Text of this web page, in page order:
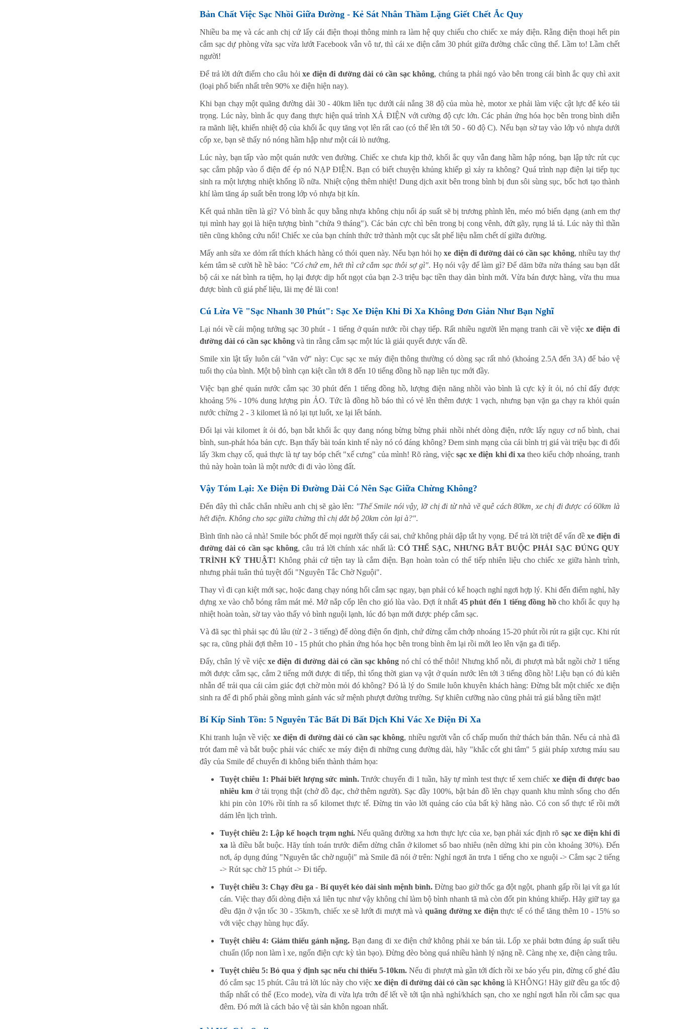
Bản Chất Việc Sạc Nhồi Giữa Đường - Kẻ Sát Nhân Thầm Lặng Giết Chết Ắc Quy
Nhiều ba mẹ và các anh chị cứ lấy cái điện thoại thông minh ra làm hệ quy chiếu cho chiếc xe máy điện. Rằng điện thoại hết pin
cắm sạc dự phòng vừa sạc vừa lướt Facebook vẫn vô tư, thì cái xe điện cắm 30 phút giữa đường chắc cũng thế. Lầm to! Lầm chết
người!
Để trả lời dứt điểm cho câu hỏixe điện đi đường dài có cần sạc không, chúng ta phải ngó vào bên trong cái bình ắc quy chì axit
(loại phổ biến nhất trên 90% xe điện hiện nay).
Khi bạn chạy một quãng đường dài 30 - 40km liên tục dưới cái nắng 38 độ của mùa hè, motor xe phải làm việc cật lực để kéo tải
trọng. Lúc này, bình ắc quy đang thực hiện quá trình XẢ ĐIỆN với cường độ cực lớn. Các phản ứng hóa học bên trong bình diễn
ra mãnh liệt, khiến nhiệt độ của khối ắc quy tăng vọt lên rất cao (có thể lên tới 50 - 60 độ C). Nếu bạn sờ tay vào lớp vỏ nhựa dưới
cốp xe, bạn sẽ thấy nó nóng hầm hập như một cái lò nướng.
Lúc này, bạn tấp vào một quán nước ven đường. Chiếc xe chưa kịp thở, khối ắc quy vẫn đang hầm hập nóng, bạn lập tức rút cục
sạc cắm phập vào ổ điện để ép nó NẠP ĐIỆN. Bạn có biết chuyện khủng khiếp gì xảy ra không? Quá trình nạp điện lại tiếp tục
sinh ra một lượng nhiệt khổng lồ nữa. Nhiệt cộng thêm nhiệt! Dung dịch axit bên trong bình bị đun sôi sùng sục, bốc hơi tạo thành
khí làm tăng áp suất bên trong lớp vỏ nhựa bịt kín.
Kết quả nhãn tiền là gì? Vỏ bình ắc quy bằng nhựa không chịu nổi áp suất sẽ bị trương phình lên, méo mó biến dạng (anh em thợ
tụi mình hay gọi là hiện tượng bình "chửa 9 tháng"). Các bản cực chì bên trong bị cong vênh, đứt gãy, rụng lả tả. Lúc này thì thần
tiên cũng không cứu nổi! Chiếc xe của bạn chính thức trở thành một cục sắt phế liệu nằm chết dí giữa đường.
Mấy anh sửa xe dỏm rất thích khách hàng có thói quen này. Nếu bạn hỏi họxe điện đi đường dài có cần sạc không, nhiều tay thợ
kém tâm sẽ cười hề hề bảo: "Có chứ em, hết thì cứ cắm sạc thôi sợ gì". Họ nói vậy để làm gì? Để dăm bữa nửa tháng sau bạn dắt
bộ cái xe nát bình ra tiệm, họ lại được dịp hốt ngọt của bạn 2-3 triệu bạc tiền thay dàn bình mới. Vừa bán được hàng, vừa thu mua
được bình cũ giá phế liệu, lãi mẹ đẻ lãi con!
Cú Lừa Về "Sạc Nhanh 30 Phút": Sạc Xe Điện Khi Đi Xa Không Đơn Giản Như Bạn Nghĩ
Lại nói về cái mộng tưởng sạc 30 phút - 1 tiếng ở quán nước rồi chạy tiếp. Rất nhiều người lên mạng tranh cãi về việcxe điện đi
đường dài có cần sạc không và tin rằng cắm sạc một lúc là giải quyết được vấn đề.
Smile xin lật tẩy luôn cái "văn vở" này: Cục sạc xe máy điện thông thường có dòng sạc rất nhỏ (khoảng 2.5A đến 3A) để bảo vệ
tuổi thọ của bình. Một bộ bình cạn kiệt cần tới 8 đến 10 tiếng đồng hồ nạp liên tục mới đầy.
Việc bạn ghé quán nước cắm sạc 30 phút đến 1 tiếng đồng hồ, lượng điện năng nhồi vào bình là cực kỳ ít ỏi, nó chỉ đẩy được
khoảng 5% - 10% dung lượng pin ẢO. Tức là đồng hồ báo thì có vẻ lên thêm được 1 vạch, nhưng bạn vặn ga chạy ra khỏi quán
nước chừng 2 - 3 kilomet là nó lại tụt luốt, xe lại lết bánh.
Đổi lại vài kilomet ít ỏi đó, bạn bắt khối ắc quy đang nóng bừng bừng phải nhồi nhét dòng điện, rước lấy nguy cơ nổ bình, chai
bình, sun-phát hóa bản cực. Bạn thấy bài toán kinh tế này nó có đáng không? Đem sinh mạng của cái bình trị giá vài triệu bạc đi đổi
lấy 3km chạy cố, quả thực là tự tay bóp chết "xế cưng" của mình! Rõ ràng, việcsạc xe điện khi đi xa theo kiểu chớp nhoáng, tranh
thủ này hoàn toàn là một nước đi đi vào lòng đất.
Vậy Tóm Lại: Xe Điện Đi Đường Dài Có Nên Sạc Giữa Chừng Không?
Đến đây thì chắc chắn nhiều anh chị sẽ gào lên: "Thế Smile nói vậy, lỡ chị đi từ nhà về quê cách 80km, xe chị đi được có 60km là
hết điện. Không cho sạc giữa chừng thì chị dắt bộ 20km còn lại à?".
Bình tĩnh nào cả nhà! Smile bóc phốt để mọi người thấy cái sai, chứ không phải dập tắt hy vọng. Để trả lời triệt để vấn đề xe điện đi
đường dài có cần sạc không, câu trả lời chính xác nhất là: CÓ THỂ SẠC, NHƯNG BẮT BUỘC PHẢI SẠC ĐÚNG QUY
TRÌNH KỸ THUẬT! Không phải cứ tiện tay là cắm điện. Bạn hoàn toàn có thể tiếp nhiên liệu cho chiếc xe giữa hành trình,
nhưng phải tuân thủ tuyệt đối "Nguyên Tắc Chờ Nguội".
Thay vì đi cạn kiệt mới sạc, hoặc đang chạy nóng hổi cắm sạc ngay, bạn phải có kế hoạch nghỉ ngơi hợp lý. Khi đến điểm nghỉ, hãy
dựng xe vào chỗ bóng râm mát mẻ. Mở nắp cốp lên cho gió lùa vào. Đợi ít nhất 45 phút đến 1 tiếng đồng hồcho khối ắc quy hạ
nhiệt hoàn toàn, sờ tay vào thấy vỏ bình nguội lạnh, lúc đó bạn mới được phép cắm sạc.
Và đã sạc thì phải sạc đủ lâu (từ 2 - 3 tiếng) để dòng điện ổn định, chứ đừng cắm chớp nhoáng 15-20 phút rồi rút ra giật cục. Khi rút
sạc ra, cũng phải đợi thêm 10 - 15 phút cho phản ứng hóa học bên trong bình êm lại rồi mới leo lên vặn ga đi tiếp.
Đấy, chân lý về việcxe điện đi đường dài có cần sạc không nó chỉ có thế thôi! Nhưng khổ nỗi, đi phượt mà bắt ngồi chờ 1 tiếng
mới được cắm sạc, cắm 2 tiếng mới được đi tiếp, thì tổng thời gian vạ vật ở quán nước lên tới 3 tiếng đồng hồ! Liệu bạn có đủ kiên
nhẫn để trải qua cái cảm giác đợi chờ mòn mỏi đó không? Đó là lý do Smile luôn khuyên khách hàng: Đừng bắt một chiếc xe điện
sinh ra để đi phố phải gồng mình gánh vác sứ mệnh phượt đường trường. Sự khiên cưỡng nào cũng phải trả giá bằng tiền mặt!
Bí Kíp Sinh Tồn: 5 Nguyên Tắc Bất Di Bất Dịch Khi Vác Xe Điện Đi Xa
Khi tranh luận về việc xe điện đi đường dài có cần sạc không, nhiều người vẫn cố chấp muốn thử thách bản thân. Nếu cả nhà đã
trót đam mê và bắt buộc phải vác chiếc xe máy điện đi những cung đường dài, hãy "khắc cốt ghi tâm" 5 giải pháp xương máu sau
đây của Smile để chuyến đi không biến thành thảm họa:
Tuyệt chiêu 1: Phải biết lượng sức mình.Trước chuyến đi 1 tuần, hãy tự mình test thực tế xem chiếc xe điện đi được bao
nhiêu kmở tải trọng thật (chở đồ đạc, chở thêm người). Sạc đầy 100%, bật bản đồ lên chạy quanh khu mình sống cho đến
khi pin còn 10% rồi tính ra số kilomet thực tế. Đừng tin vào lời quảng cáo của bất kỳ hãng nào. Có con số thực tế rồi mới
dám lên lịch trình.
Tuyệt chiêu 2: Lập kế hoạch trạm nghỉ.Nếu quãng đường xa hơn thực lực của xe, bạn phải xác định rõ sạc xe điện khi đi
xa là điều bắt buộc. Hãy tính toán trước điểm dừng chân ở kilomet số bao nhiêu (nên dừng khi pin còn khoảng 30%). Đến
nơi, áp dụng đúng "Nguyên tắc chờ nguội" mà Smile đã nói ở trên: Nghỉ ngơi ăn trưa 1 tiếng cho xe nguội -> Cắm sạc 2 tiếng
-> Rút sạc chờ 15 phút -> Đi tiếp.
Tuyệt chiêu 3: Chạy đều ga - Bí quyết kéo dài sinh mệnh bình.Đừng bao giờ thốc ga đột ngột, phanh gấp rồi lại vít ga lút
cán. Việc thay đổi dòng điện xả liên tục như vậy không chỉ làm bộ bình nhanh tã mà còn đốt pin khủng khiếp. Hãy giữ tay ga
đều đặn ở vận tốc 30 - 35km/h, chiếc xe sẽ lướt đi mượt mà và quãng đường xe điện thực tế có thể tăng thêm 10 - 15% so
với việc chạy hùng hục đấy.
Tuyệt chiêu 4: Giảm thiểu gánh nặng. Bạn đang đi xe điện chứ không phải xe bán tải. Lốp xe phải bơm đúng áp suất tiêu
chuẩn (lốp non làm ì xe, ngốn điện cực kỳ tàn bạo). Đừng đèo bòng quá nhiều hành lý nặng nề. Càng nhẹ xe, điện càng trâu.
Tuyệt chiêu 5: Bỏ qua ý định sạc nếu chỉ thiếu 5-10km. Nếu đi phượt mà gần tới đích rồi xe báo yếu pin, đừng cố ghé đâu
đó cắm sạc 15 phút. Câu trả lời lúc này cho việcxe điện đi đường dài có cần sạc khônglà KHÔNG! Hãy giữ đều ga tốc độ
thấp nhất có thể (Eco mode), vừa đi vừa lựa trớn để lết về tới tận nhà nghỉ/khách sạn, cho xe nghỉ ngơi hẳn rồi cắm sạc qua
đêm. Đó mới là cách bảo vệ tài sản khôn ngoan nhất.